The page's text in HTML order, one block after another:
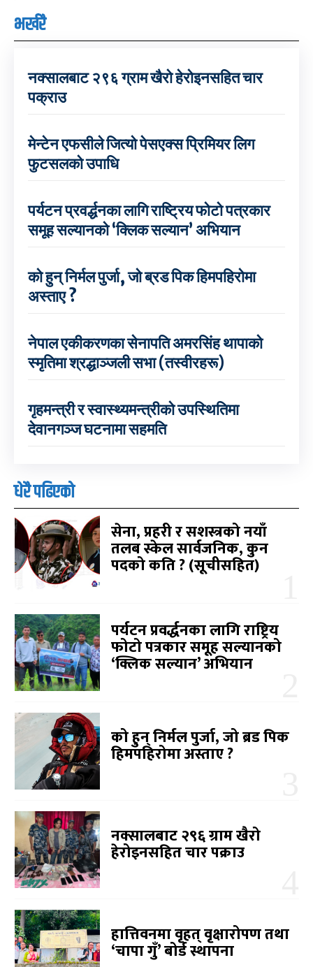
भर्खरै
नक्सालबाट २९६ ग्राम खैरो हेरोइनसहित चार
पक्राउ
मेन्टेन एफसीले जित्यो पेसएक्स प्रिमियर लिग
फुटसलको उपाधि
पर्यटन प्रवर्द्धनका लागि राष्ट्रिय फोटो पत्रकार
समूह सल्यानको ‘क्लिक सल्यान’ अभियान
को हुन् निर्मल पुर्जा, जो ब्रड पिक हिमपहिरोमा
अस्ताए ?
नेपाल एकीकरणका सेनापति अमरसिंह थापाको
स्मृतिमा श्रद्धाञ्जली सभा (तस्वीरहरू)
गृहमन्त्री र स्वास्थ्यमन्त्रीको उपस्थितिमा
देवानगञ्ज घटनामा सहमति
धेरै पढिएको
सेना, प्रहरी र सशस्त्रको नयाँ
तलब स्केल सार्वजनिक, कुन
पदको कति ? (सूचीसहित)
पर्यटन प्रवर्द्धनका लागि राष्ट्रिय
फोटो पत्रकार समूह सल्यानको
‘क्लिक सल्यान’ अभियान
को हुन् निर्मल पुर्जा, जो ब्रड पिक
हिमपहिरोमा अस्ताए ?
नक्सालबाट २९६ ग्राम खैरो
हेरोइनसहित चार पक्राउ
हात्तिवनमा वृहत् वृक्षारोपण तथा
‘चापा गुँ’ बोर्ड स्थापना